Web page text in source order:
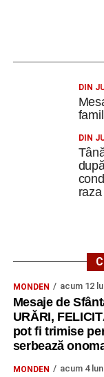
DIN
DIN
MONDEN acum 12
Mesaje de
URĂRI,
pot fi trimise
serbează
MONDEN acum 4